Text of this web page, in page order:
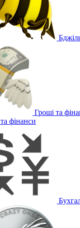
Гроші та
фінанси